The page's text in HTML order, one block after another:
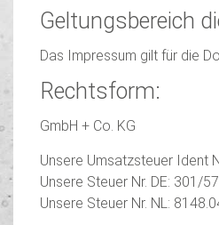
Geltungsbereich
Das Impressum gilt für die
Rechtsform:
GmbH + Co. KG
Unsere Umsatzsteuer Ident
Unsere Steuer Nr. DE: 301/
Unsere Steuer Nr. NL: